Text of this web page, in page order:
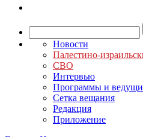
Новости
Палестино-
СВО
Интервью
Программы и
Сетка вещания
Редакция
Приложение